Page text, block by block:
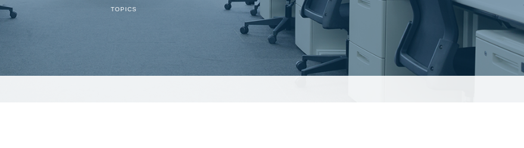
TOPICS